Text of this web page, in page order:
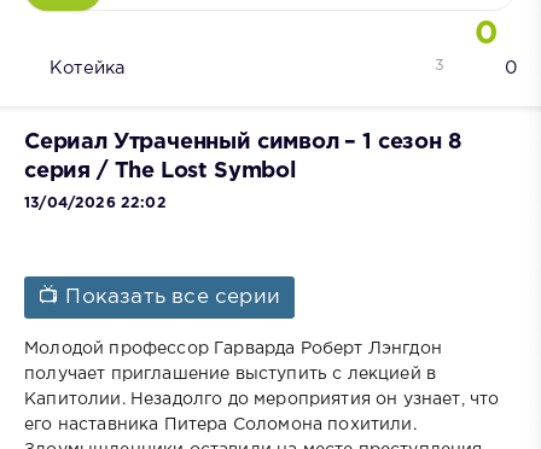
0
Котейка 0
3
Сериал Утраченный символ – 1 сезон 8
серия / The Lost Symbol
13/04/2026 22:02
📺 Показать все серии
Молодой профессор Гарварда Роберт Лэнгдон
получает приглашение выступить с лекцией в
Капитолии. Незадолго до мероприятия он узнает, что
его наставника Питера Соломона похитили.